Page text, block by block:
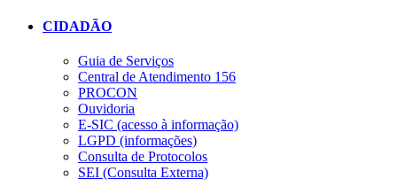
CIDADÃO
Guia de Serviços
Central de Atendimento 156
PROCON
Ouvidoria
E-SIC (acesso à informação)
LGPD (informações)
Consulta de Protocolos
SEI (Consulta Externa)